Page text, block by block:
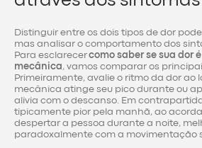
Distinguir entre os dois tipos de dor
mas analisar o comportamento dos
Para esclarecercomo saber se sua dor
mecânica, vamos comparar os
Primeiramente, avalie o ritmo da dor ao
mecânica atinge seu pico durante ou
alivia com o descanso. Em
tipicamente pior pela manhã, ao
despertar a pessoa durante a noite,
paradoxalmente com a movimentação